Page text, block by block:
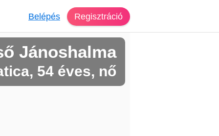
Belépés Regisztráció
Jánoshalma
54 éves, nő